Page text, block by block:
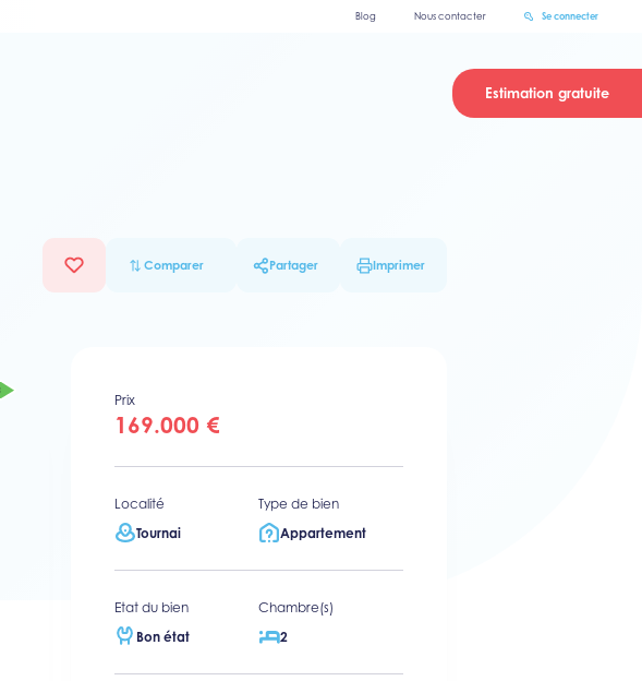
Blog Nous contacter Se connecter
Estimation gratuite
Comparer Partager Imprimer
Prix
169.000 €
Localité
Tournai
Type de bien
Appartement
Etat du bien
Bon état
Chambre(s)
2